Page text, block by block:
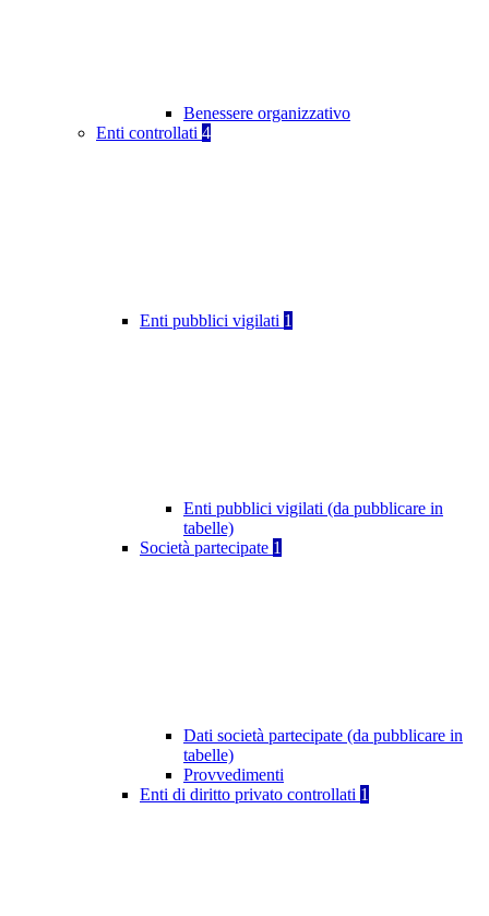
Benessere organizzativo
Enti controllati 4
Enti pubblici vigilati 1
Enti pubblici vigilati (da pubblicare in
tabelle)
Società partecipate 1
Dati società partecipate (da pubblicare in
tabelle)
Provvedimenti
Enti di diritto privato controllati 1